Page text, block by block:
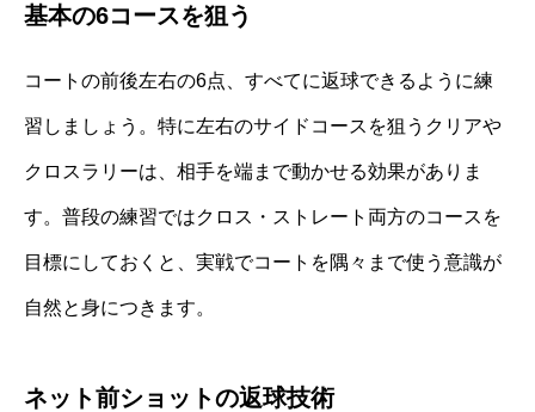
基本の6コースを狙う
コートの前後左右の6点、すべてに返球できるように練
習しましょう。特に左右のサイドコースを狙うクリアや
クロスラリーは、相手を端まで動かせる効果がありま
す。普段の練習ではクロス・ストレート両方のコースを
目標にしておくと、実戦でコートを隅々まで使う意識が
自然と身につきます。
ネット前ショットの返球技術